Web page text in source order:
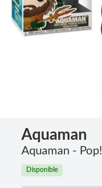
Aquaman
Aquaman - Pop!
Disponible